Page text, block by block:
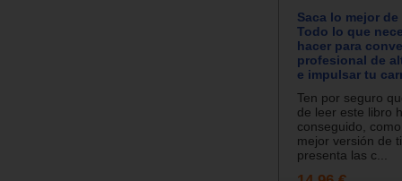
Saca lo mejor
Todo lo que
hacer para
profesional de
e impulsar tu
Ten por seguro
de leer este libro
conseguido,
mejor versión de
presenta las c...